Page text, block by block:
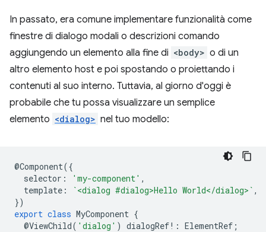
In passato, era comune implementare funzionalità come
finestre di dialogo modali o descrizioni comando
aggiungendo un elemento alla fine di <body> o di un
altro elemento host e poi spostando o proiettando i
contenuti al suo interno. Tuttavia, al giorno d'oggi è
probabile che tu possa visualizzare un semplice
elemento <dialog> nel tuo modello:
@Component({
selector : 'my-component' ,
template : `<dialog #dialog>Hello World</dialog>` ,
})
export class MyComponent {
@ViewChild( 'dialog' ) dialogRef!: ElementRef ;